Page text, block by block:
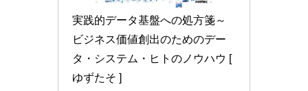
実践的データ基盤への処方箋～
ビジネス価値創出のためのデー
タ・システム・ヒトのノウハウ [
ゆずたそ ]